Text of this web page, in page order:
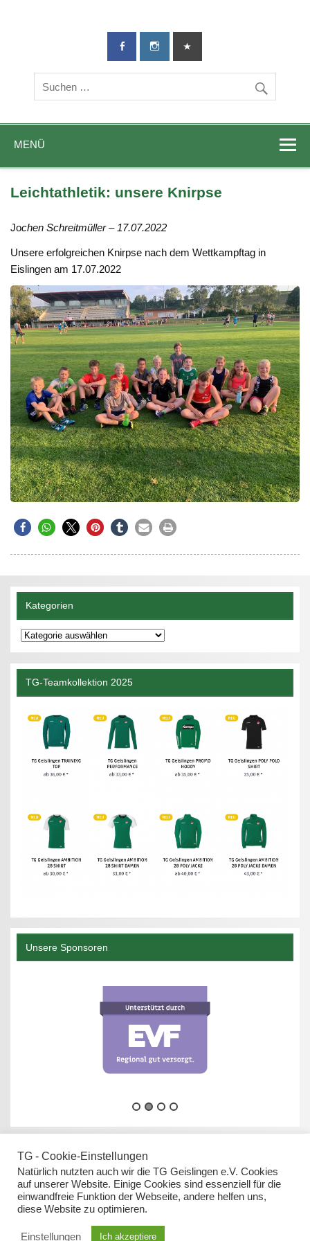
TG-Geislingen
DIE Sportadresse in Geislingen!
MENÜ
Leichtathletik: unsere Knirpse
Jochen Schreitmüller – 17.07.2022
Unsere erfolgreichen Knirpse nach dem Wettkampftag in
Eislingen am 17.07.2022
Kategorien
Kategorien
TG-Teamkollektion 2025
Unsere Sponsoren
Datenschutz
Impressum
TG - Cookie-Einstellungen
Natürlich nutzten auch wir die TG Geislingen e.V. Cookies
auf unserer Website. Einige Cookies sind essenziell für die
einwandfreie Funktion der Webseite, andere helfen uns,
diese Website zu optimieren.
Einstellungen Ich akzeptiere